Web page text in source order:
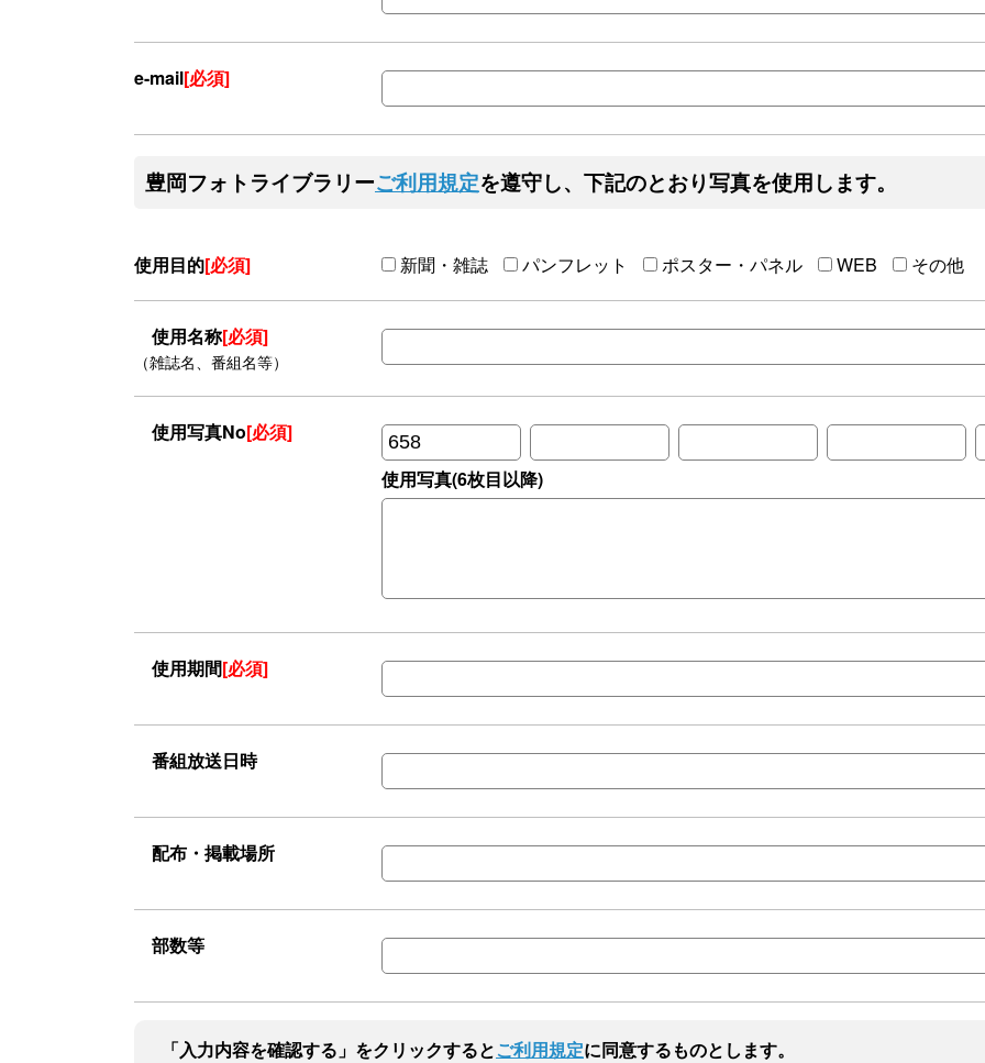
e-mail[必須]
豊岡フォトライブラリーご利用規定を遵守し、下記のとおり写真を使用します。
使用目的[必須] 新聞・雑誌 パンフレット ポスター・パネル WEB その他
使用名称[必須]
（雑誌名、番組名等）
使用写真No[必須]
使用写真(6枚目以降)
使用期間[必須]
番組放送日時
配布・掲載場所
部数等
「入力内容を確認する」をクリックするとご利用規定に同意するものとします。